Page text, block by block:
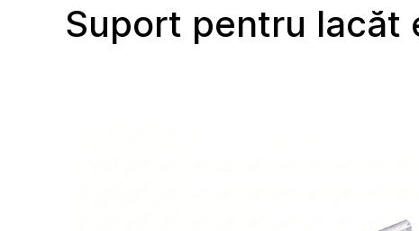
Suport pentru lacăt